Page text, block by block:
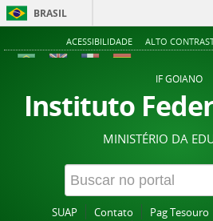
BRASIL
ACESSIBILIDADE ALTO
IF GOIANO
Instituto
MINISTÉRIO DA
SUAP Contato Pag Tesouro